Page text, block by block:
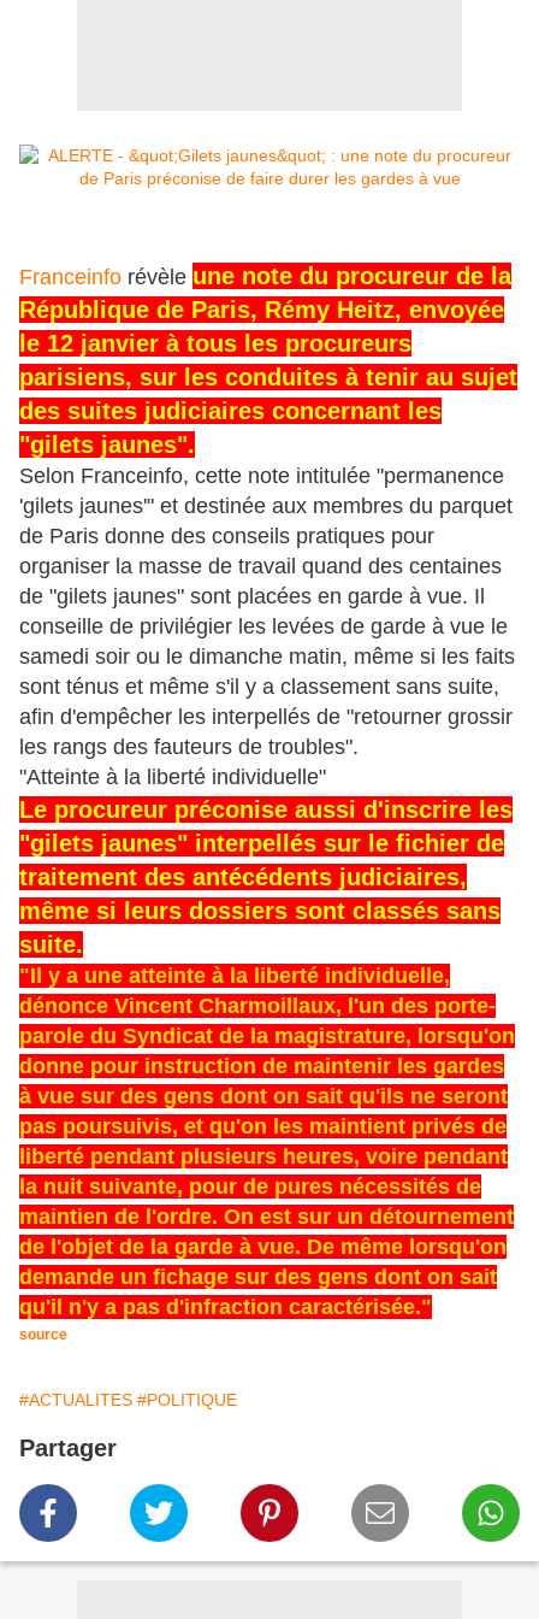
Franceinfo révèle une note du procureur de la
République de Paris, Rémy Heitz, envoyée
le 12 janvier à tous les procureurs
parisiens, sur les conduites à tenir au sujet
des suites judiciaires concernant les
"gilets jaunes".
Selon Franceinfo, cette note intitulée "permanence
'gilets jaunes'" et destinée aux membres du parquet
de Paris donne des conseils pratiques pour
organiser la masse de travail quand des centaines
de "gilets jaunes" sont placées en garde à vue. Il
conseille de privilégier les levées de garde à vue le
samedi soir ou le dimanche matin, même si les faits
sont ténus et même s'il y a classement sans suite,
afin d'empêcher les interpellés de "retourner grossir
les rangs des fauteurs de troubles".
"Atteinte à la liberté individuelle"
Le procureur préconise aussi d'inscrire les
"gilets jaunes" interpellés sur le fichier de
traitement des antécédents judiciaires,
même si leurs dossiers sont classés sans
suite.
"Il y a une atteinte à la liberté individuelle,
dénonce Vincent Charmoillaux, l'un des porte-
parole du Syndicat de la magistrature, lorsqu'on
donne pour instruction de maintenir les gardes
à vue sur des gens dont on sait qu'ils ne seront
pas poursuivis, et qu'on les maintient privés de
liberté pendant plusieurs heures, voire pendant
la nuit suivante, pour de pures nécessités de
maintien de l'ordre. On est sur un détournement
de l'objet de la garde à vue. De même lorsqu'on
demande un fichage sur des gens dont on sait
qu'il n'y a pas d'infraction caractérisée."
source
#ACTUALITES #POLITIQUE
Partager